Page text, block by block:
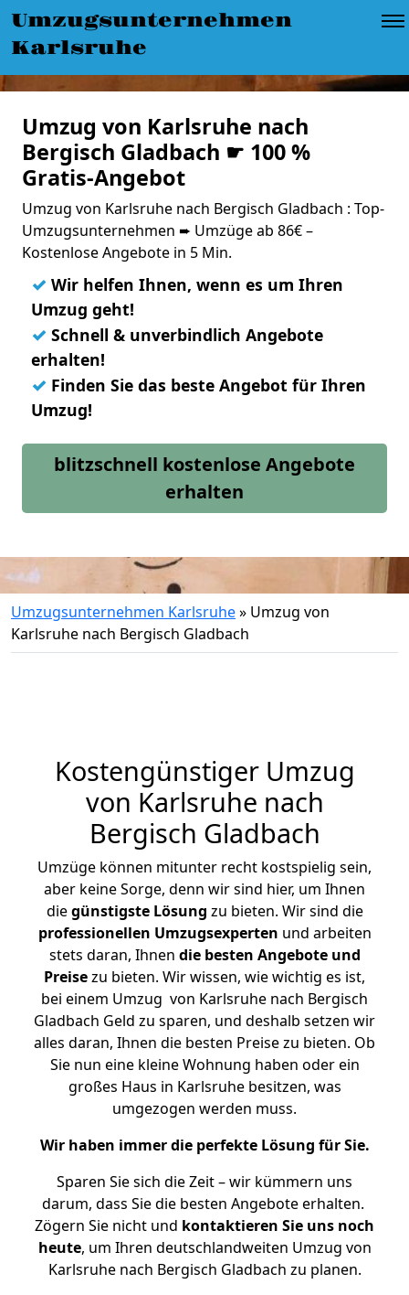
Umzugsunternehmen
Karlsruhe
Umzug von Karlsruhe nach
Bergisch Gladbach ☛ 100 %
Gratis-Angebot
Umzug von Karlsruhe nach Bergisch Gladbach : Top-
Umzugsunternehmen ➨ Umzüge ab 86€ –
Kostenlose Angebote in 5 Min.
✓ Wir helfen Ihnen, wenn es um Ihren
Umzug geht!
✓ Schnell & unverbindlich Angebote
erhalten!
✓ Finden Sie das beste Angebot für Ihren
Umzug!
blitzschnell kostenlose Angebote
erhalten
Umzugsunternehmen Karlsruhe» Umzug von
Karlsruhe nach Bergisch Gladbach
Kostengünstiger Umzug
von Karlsruhe nach
Bergisch Gladbach
Umzüge können mitunter recht kostspielig sein,
aber keine Sorge, denn wir sind hier, um Ihnen
diegünstigste Lösung zu bieten. Wir sind die
professionellen Umzugsexperten und arbeiten
stets daran, Ihnen die besten Angebote und
Preisezu bieten. Wir wissen, wie wichtig es ist,
bei einem Umzug von Karlsruhe nach Bergisch
Gladbach Geld zu sparen, und deshalb setzen wir
alles daran, Ihnen die besten Preise zu bieten. Ob
Sie nun eine kleine Wohnung haben oder ein
großes Haus in Karlsruhe besitzen, was
umgezogen werden muss.
Wir haben immer die perfekte Lösung für Sie.
Sparen Sie sich die Zeit – wir kümmern uns
darum, dass Sie die besten Angebote erhalten.
Zögern Sie nicht und kontaktieren Sie uns noch
heute, um Ihren deutschlandweiten Umzug von
Karlsruhe nach Bergisch Gladbach zu planen.